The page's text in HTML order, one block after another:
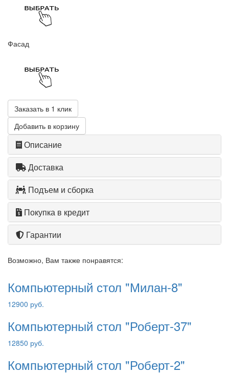
Фасад
Заказать в 1 клик
Добавить в корзину
Описание
Доставка
Подъем и сборка
Покупка в кредит
Гарантии
Возможно, Вам также понравятся:
Компьютерный стол "Милан-8"
12900 руб.
Компьютерный стол "Роберт-37"
12850 руб.
Компьютерный стол "Роберт-2"